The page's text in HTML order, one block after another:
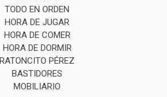
TODO EN ORDEN
HORA DE JUGAR
HORA DE COMER
HORA DE DORMIR
RATONCITO PÉREZ
BASTIDORES
MOBILIARIO